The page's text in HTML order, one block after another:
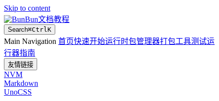
Skip to content
Bun文档教程
Search⌘CtrlK
Main Navigation 首页快速开始运行时包管理器打包工具测试运
行器指南
友情链接
NVM
Markdown
UnoCSS